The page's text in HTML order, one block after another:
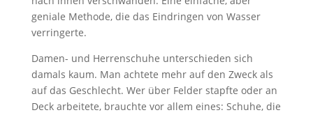
geniale Methode, die das Eindringen von Wasser
verringerte.
Damen- und Herrenschuhe unterschieden sich
damals kaum. Man achtete mehr auf den Zweck als
auf das Geschlecht. Wer über Felder stapfte oder an
Deck arbeitete, brauchte vor allem eines: Schuhe, die